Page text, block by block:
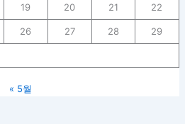
19 20 21 22
26 27 28 29
« 5월